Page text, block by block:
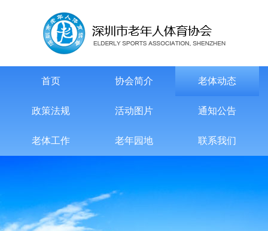
首页 协会简介 老体动态
政策法规 活动图片 通知公告
老体工作 老年园地 联系我们